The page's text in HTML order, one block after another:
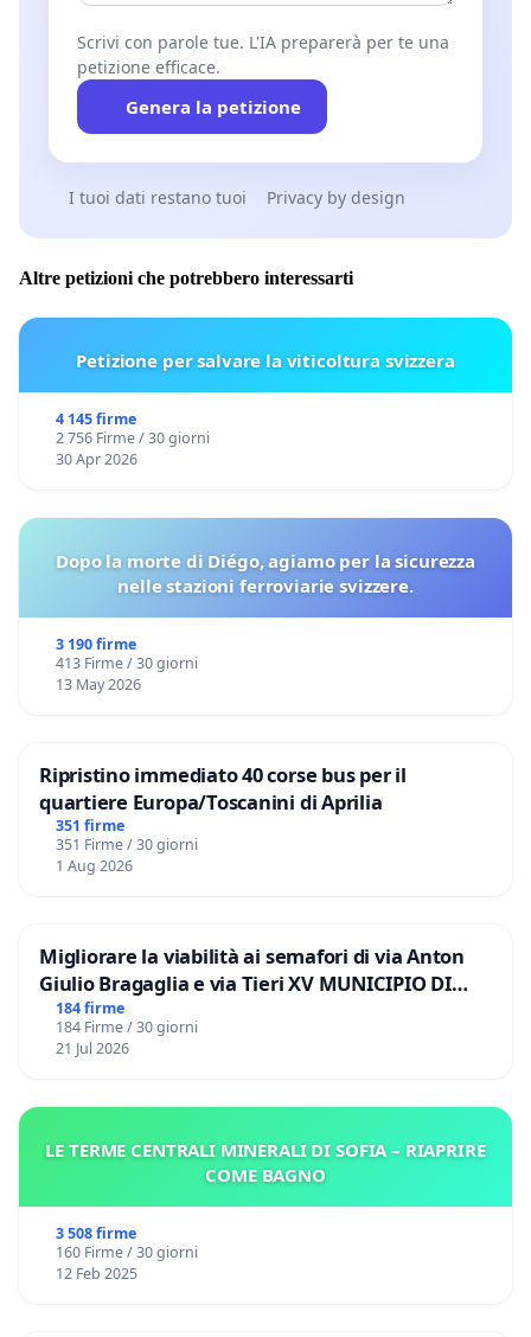
Scrivi con parole tue. L'IA preparerà per te una
petizione efficace.
Genera la petizione
I tuoi dati restano tuoi Privacy by design
Altre petizioni che potrebbero interessarti
Petizione per salvare la viticoltura svizzera
4 145 firme
2 756 Firme / 30 giorni
30 Apr 2026
Dopo la morte di Diégo, agiamo per la sicurezza
nelle stazioni ferroviarie svizzere.
3 190 firme
413 Firme / 30 giorni
13 May 2026
Ripristino immediato 40 corse bus per il
quartiere Europa/Toscanini di Aprilia
351 firme
351 Firme / 30 giorni
1 Aug 2026
Migliorare la viabilità ai semafori di via Anton
Giulio Bragaglia e via Tieri XV MUNICIPIO DI
ROMA
184 firme
184 Firme / 30 giorni
21 Jul 2026
LE TERME CENTRALI MINERALI DI SOFIA – RIAPRIRE
COME BAGNO
3 508 firme
160 Firme / 30 giorni
12 Feb 2025